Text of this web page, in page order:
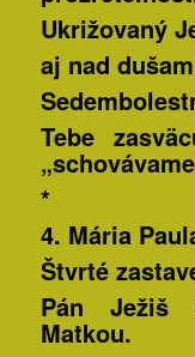
Ukrižovaný
aj nad
Tebe
*
4. Mária
Štvrté
Pán Ježiš
Matkou.